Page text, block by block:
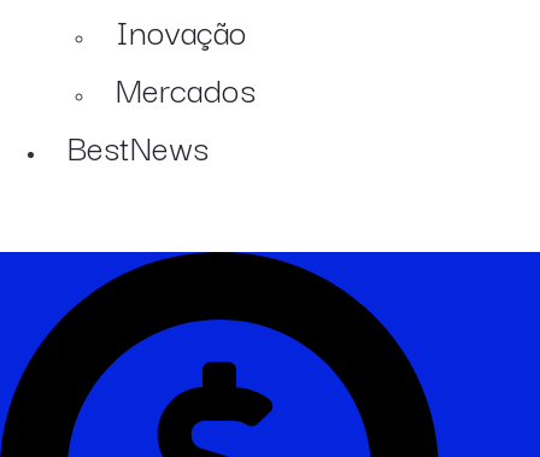
Inovação
Mercados
BestNews